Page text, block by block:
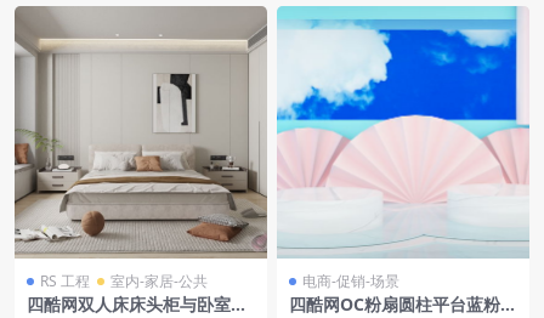
程
RS 工程 室内-家居-公共
四酷网双人床床头柜与卧室衣
电商-促销-场景
四酷网OC粉扇圆柱平台蓝粉幕